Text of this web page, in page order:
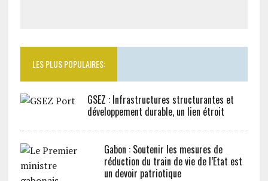
LES PLUS POPULAIRES:
GSEZ : Infrastructures structurantes et
développement durable, un lien étroit
Gabon : Soutenir les mesures de
réduction du train de vie de l’Etat est
un devoir patriotique